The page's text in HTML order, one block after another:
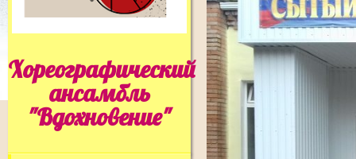
Хореографический
ансамбль
"Вдохновение"